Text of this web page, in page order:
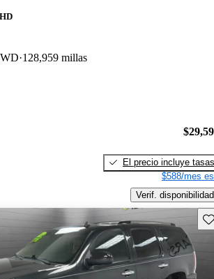
128,959 millas
El precio incluye tasas
$588/mes
Verif. disponibilidad